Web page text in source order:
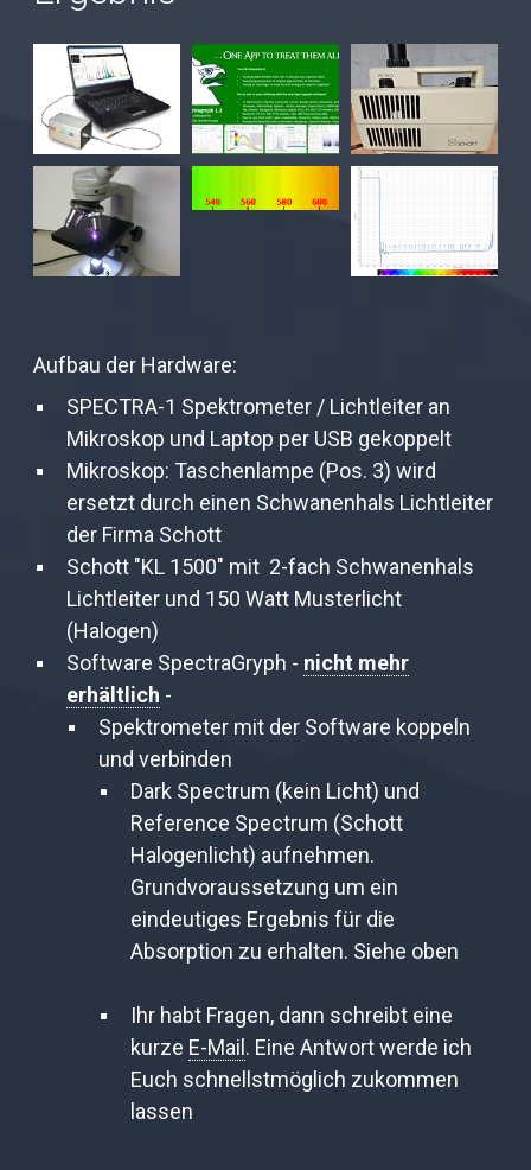
Aufbau der Hardware:
SPECTRA-1 Spektrometer / Lichtleiter an
Mikroskop und Laptop per USB gekoppelt
Mikroskop: Taschenlampe (Pos. 3) wird
ersetzt durch einen Schwanenhals Lichtleiter
der Firma Schott
Schott "KL 1500" mit 2-fach Schwanenhals
Lichtleiter und 150 Watt Musterlicht
(Halogen)
Software SpectraGryph - nicht mehr
erhältlich -
Spektrometer mit der Software koppeln
und verbinden
Dark Spectrum (kein Licht) und
Reference Spectrum (Schott
Halogenlicht) aufnehmen.
Grundvoraussetzung um ein
eindeutiges Ergebnis für die
Absorption zu erhalten. Siehe oben
Ihr habt Fragen, dann schreibt eine
kurze E-Mail . Eine Antwort werde ich
Euch schnellstmöglich zukommen
lassen